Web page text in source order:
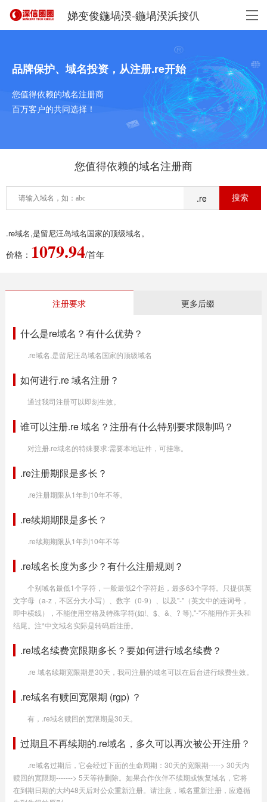
娣变俊鍦堝湀-鍦堝湀浜掕仈
品牌保护、域名投资，从注册.re开始
您值得依赖的域名注册商
百万客户的共同选择！
您值得依赖的域名注册商
.re
.re域名,是留尼汪岛域名国家的顶级域名。
价格： 1079.94/首年
注册要求 更多后缀
什么是re域名？有什么优势？
.re域名,是留尼汪岛域名国家的顶级域名
如何进行.re 域名注册？
通过我司注册可以即刻生效。
谁可以注册.re 域名？注册有什么特别要求限制吗？
对注册.re域名的特殊要求:需要本地证件，可挂靠。
.re注册期限是多长？
.re注册期限从1年到10年不等。
.re续期期限是多长？
.re续期期限从1年到10年不等
.re域名长度为多少？有什么注册规则？
个别域名最低1个字符，一般最低2个字符起，最多63个字符。只提供英
文字母（a-z，不区分大小写）、数字（0-9）、以及"-"（英文中的连词号，
即中横线），不能使用空格及特殊字符(如!、$、&、? 等),"-"不能用作开头和
结尾。注*中文域名实际是转码后注册。
.re域名续费宽限期多长？要如何进行域名续费？
.re 域名续期宽限期是30天，我司注册的域名可以在后台进行续费生效。
.re域名有赎回宽限期 (rgp) ？
有，.re域名赎回的宽限期是30天。
过期且不再续期的.re域名，多久可以再次被公开注册？
.re域名过期后，它会经过下面的生命周期：30天的宽限期-----> 30天内
赎回的宽限期-------> 5天等待删除。如果合作伙伴不续期或恢复域名，它将
在到期日期的大约48天后对公众重新注册。请注意，域名重新注册，应遵循